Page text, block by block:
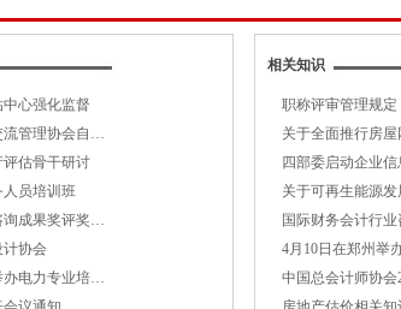
规…
关于进一步深化改革促进
关于加强新时代法学教育和
2023年财政部召开全国财会
国家发展改革委负责同志
心强化监督
流管理协会自…
估骨干研讨
员培训班
询成果奖评奖…
计协会
办电力专业培…
相关知识
职称评审管理规定
关于全面推行房
四部委启动企业
关于可再生能源
国际财务会计行业
4月10日在郑州举
中国总会计师协